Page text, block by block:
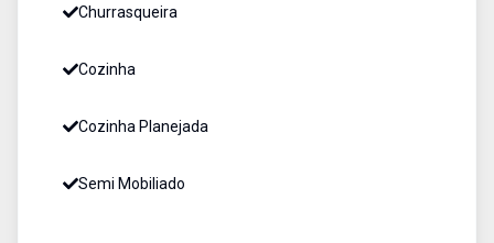
Churrasqueira
Cozinha
Cozinha Planejada
Semi Mobiliado